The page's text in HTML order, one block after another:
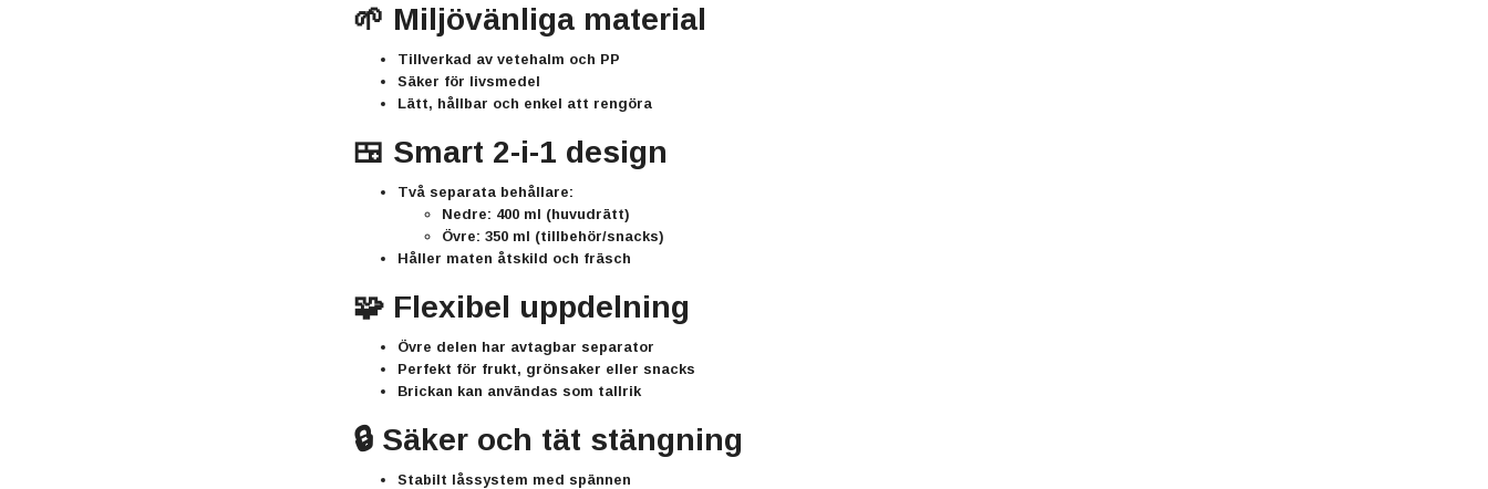
🌱 Miljövänliga material
Tillverkad av vetehalm och PP
Säker för livsmedel
Lätt, hållbar och enkel att rengöra
🍱 Smart 2-i-1 design
Två separata behållare:
Nedre: 400 ml (huvudrätt)
Övre: 350 ml (tillbehör/snacks)
Håller maten åtskild och fräsch
🧩 Flexibel uppdelning
Övre delen har avtagbar separator
Perfekt för frukt, grönsaker eller snacks
Brickan kan användas som tallrik
🔒 Säker och tät stängning
Stabilt låssystem med spännen